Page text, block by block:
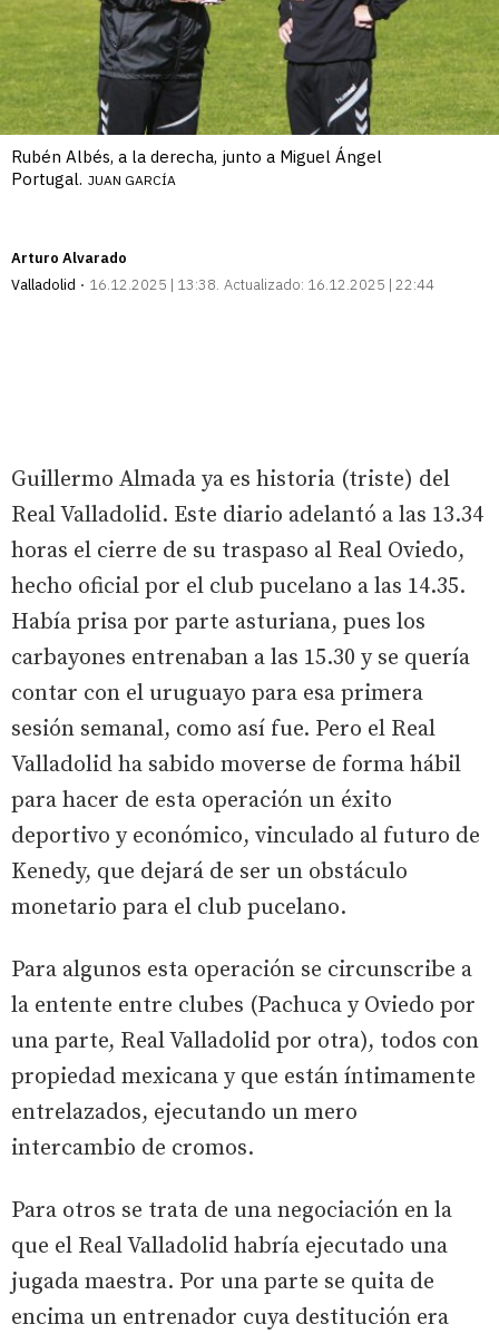
Rubén Albés, a la derecha, junto a Miguel Ángel
Portugal. JUAN GARCÍA
Arturo Alvarado
Valladolid
16.12.2025 | 13:38 Actualizado: 16.12.2025 | 22:44
Guillermo Almada ya es historia (triste) del
Real Valladolid. Este diario adelantó a las 13.34
horas el cierre de su traspaso al Real Oviedo,
hecho oficial por el club pucelano a las 14.35.
Había prisa por parte asturiana, pues los
carbayones entrenaban a las 15.30 y se quería
contar con el uruguayo para esa primera
sesión semanal, como así fue. Pero el Real
Valladolid ha sabido moverse de forma hábil
para hacer de esta operación un éxito
deportivo y económico, vinculado al futuro de
Kenedy, que dejará de ser un obstáculo
monetario para el club pucelano.
Para algunos esta operación se circunscribe a
la entente entre clubes (Pachuca y Oviedo por
una parte, Real Valladolid por otra), todos con
propiedad mexicana y que están íntimamente
entrelazados, ejecutando un mero
intercambio de cromos.
Para otros se trata de una negociación en la
que el Real Valladolid habría ejecutado una
jugada maestra. Por una parte se quita de
encima un entrenador cuya destitución era